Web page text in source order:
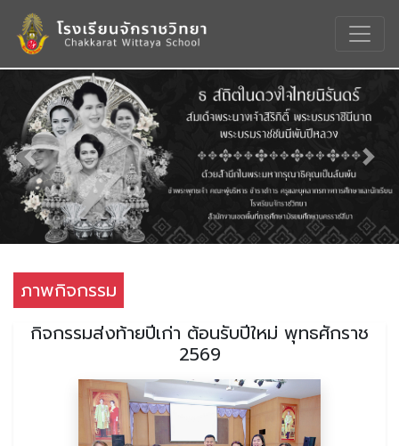
Previous Next
ภาพกิจกรรม
กิจกรรมส่งท้ายปีเก่า ต้อนรับปีใหม่ พุทธศักราช
2569